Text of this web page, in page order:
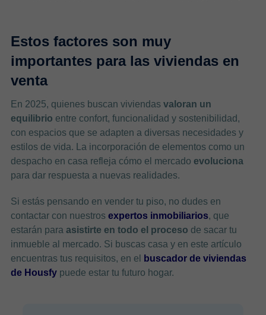
Estos factores son muy
importantes para las viviendas en
venta
En 2025, quienes buscan viviendas valoran un
equilibrio entre confort, funcionalidad y sostenibilidad,
con espacios que se adapten a diversas necesidades y
estilos de vida. La incorporación de elementos como un
despacho en casa refleja cómo el mercado evoluciona
para dar respuesta a nuevas realidades.
Si estás pensando en vender tu piso, no dudes en
contactar con nuestros expertos inmobiliarios, que
estarán para asistirte en todo el proceso de sacar tu
inmueble al mercado. Si buscas casa y en este artículo
encuentras tus requisitos, en el
buscador de viviendas
de Housfypuede estar tu futuro hogar.